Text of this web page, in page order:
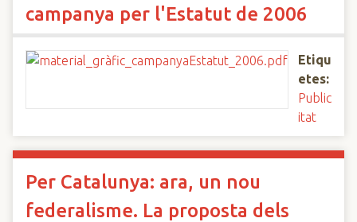
campanya per l'Estatut de 2006
Etiqu
etes:
Public
itat
Per Catalunya: ara, un nou
federalisme. La proposta dels